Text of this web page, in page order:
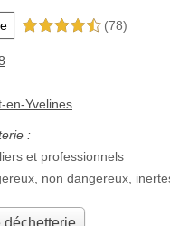
4,5 étoiles sur 5 (78)
en-Yvelines
:
et professionnels
non dangereux,